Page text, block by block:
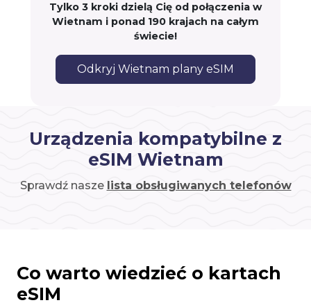
Tylko 3 kroki dzielą Cię od połączenia w
Wietnam i ponad 190 krajach na całym
świecie!
Odkryj Wietnam plany eSIM
Urządzenia kompatybilne z
eSIM Wietnam
Sprawdź nasze lista obsługiwanych telefonów
Co warto wiedzieć o kartach
eSIM